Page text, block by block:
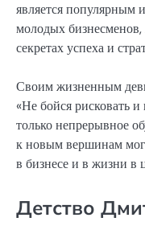
является популярным
молодых
секретах успеха и
Своим жизненным
«Не бойся рисковать
только непрерывное
к новым вершинам
в бизнесе и в жизни в
Детство